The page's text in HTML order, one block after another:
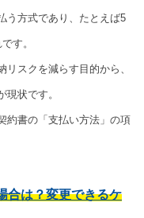
う方式であり、たとえば5
す。
スクを減らす目的から、
状です。
約書の「支払い方法」の項
合は？変更できるケ